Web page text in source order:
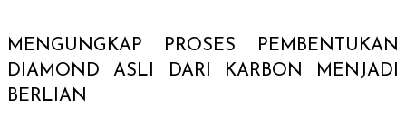
MENGUNGKAP PROSES PEMBENTUKAN
DIAMOND ASLI DARI KARBON MENJADI
BERLIAN